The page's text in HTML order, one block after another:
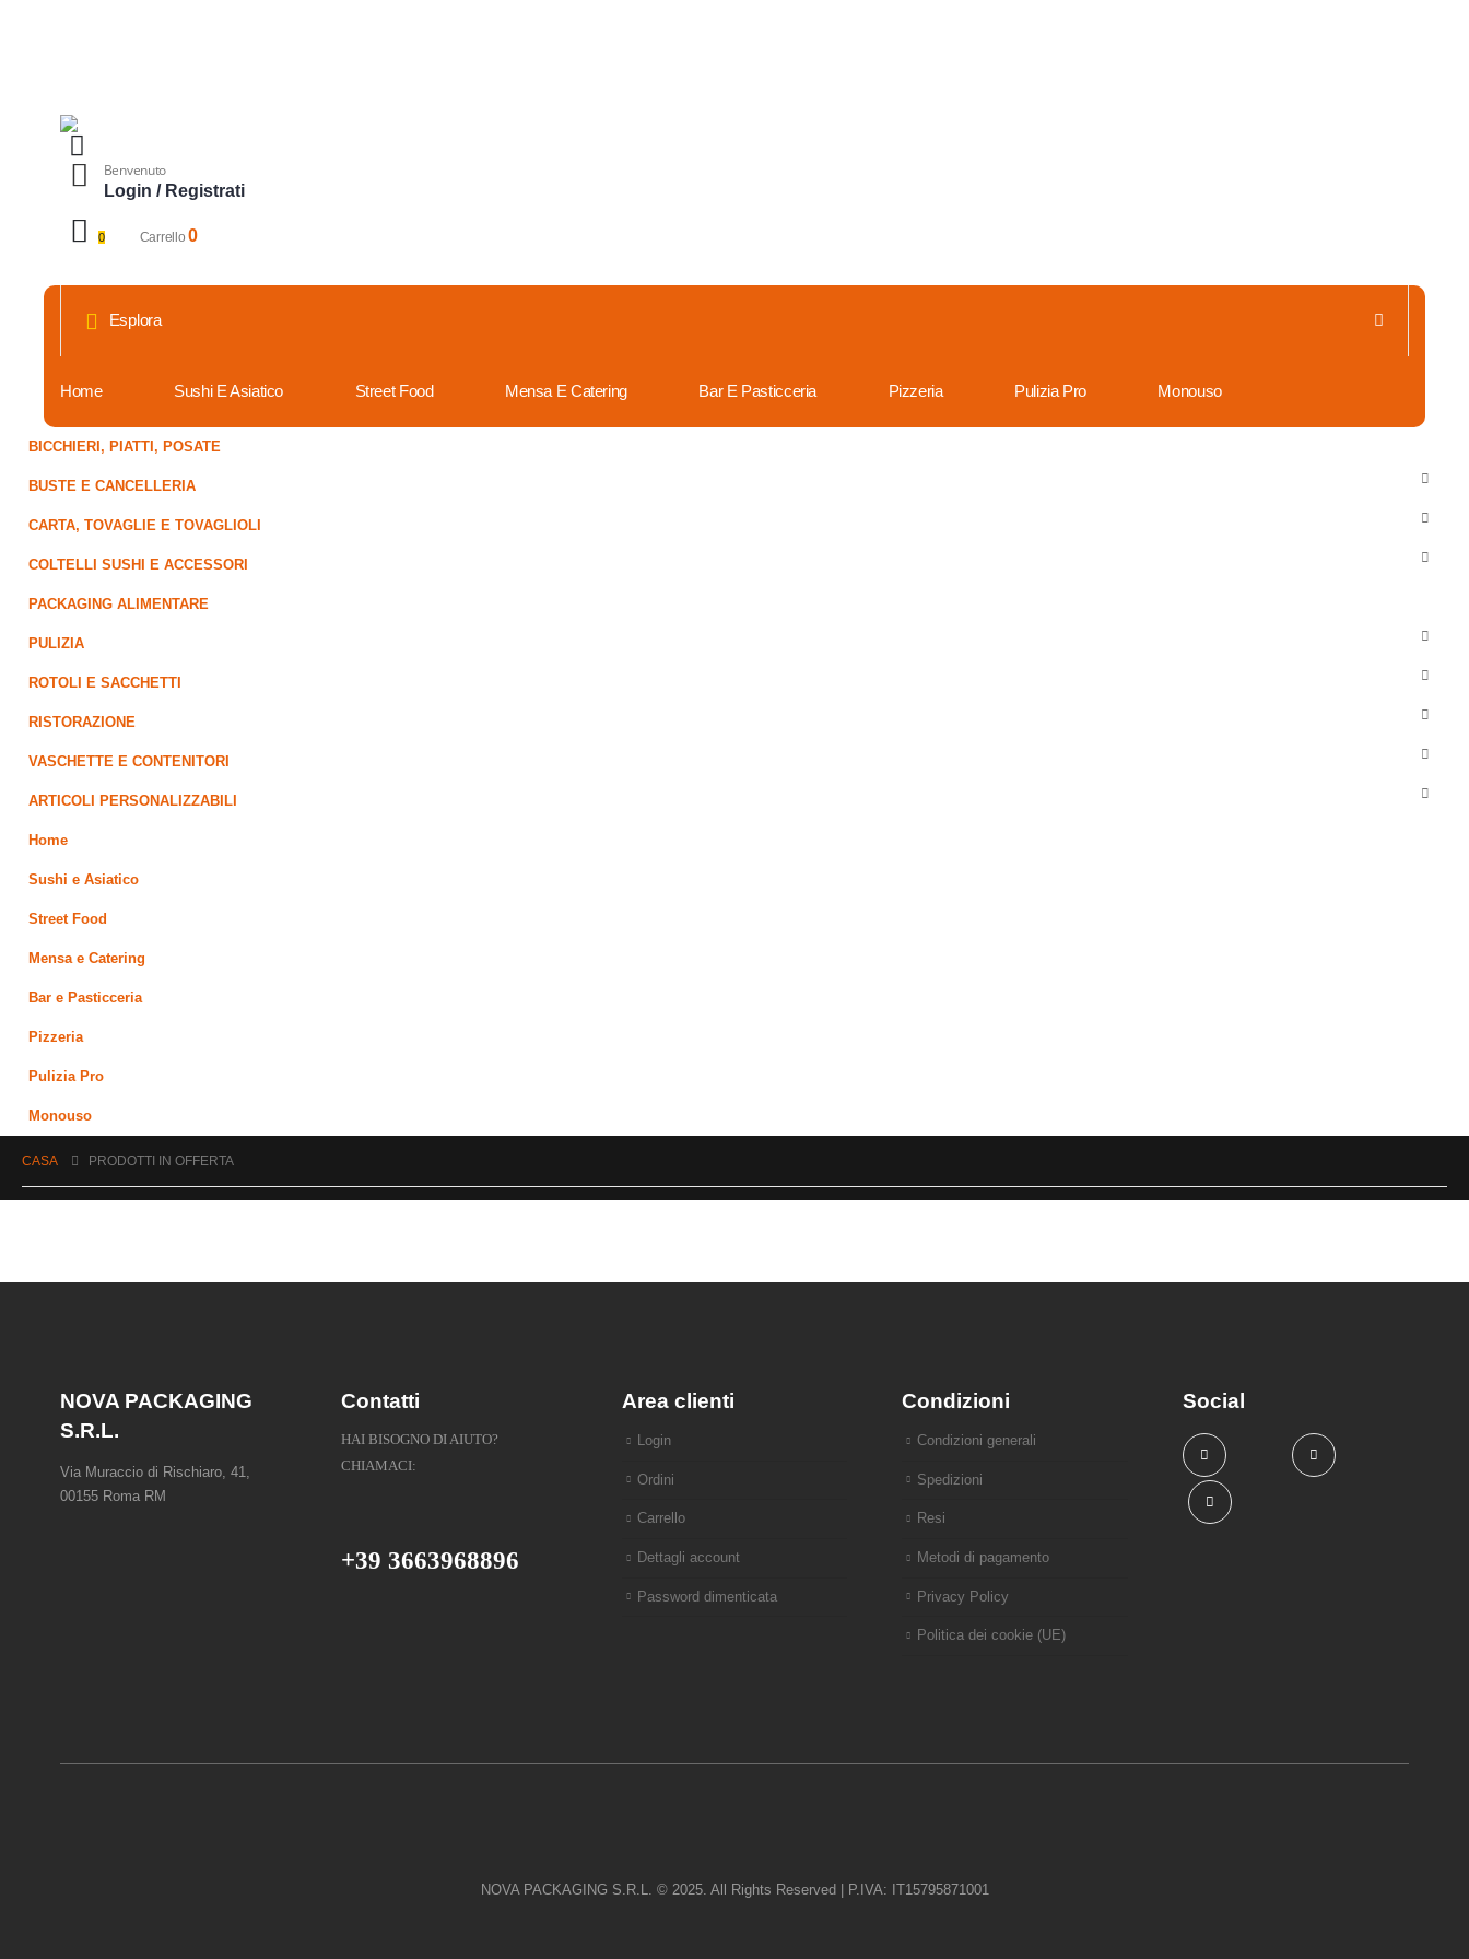
Benvenuto
Login / Registrati
0 Carrello0
Esplora
Home Sushi E Asiatico Street Food Mensa E Catering Bar E Pasticceria Pizzeria Pulizia Pro Monouso
BICCHIERI, PIATTI, POSATE
BUSTE E CANCELLERIA
CARTA, TOVAGLIE E TOVAGLIOLI
COLTELLI SUSHI E ACCESSORI
PACKAGING ALIMENTARE
PULIZIA
ROTOLI E SACCHETTI
RISTORAZIONE
VASCHETTE E CONTENITORI
ARTICOLI PERSONALIZZABILI
Home
Sushi e Asiatico
Street Food
Mensa e Catering
Bar e Pasticceria
Pizzeria
Pulizia Pro
Monouso
CASA PRODOTTI IN OFFERTA
NOVA PACKAGING
S.R.L.
Via Muraccio di Rischiaro, 41,
00155 Roma RM
Contatti
HAI BISOGNO DI AIUTO?
CHIAMACI:
+39 3663968896
Area clienti
Login
Ordini
Carrello
Dettagli account
Password dimenticata
Condizioni
Condizioni generali
Spedizioni
Resi
Metodi di pagamento
Privacy Policy
Politica dei cookie (UE)
Social
NOVA PACKAGING S.R.L. © 2025. All Rights Reserved | P.IVA: IT15795871001